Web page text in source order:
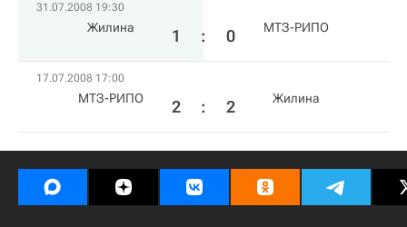
31.07.2008 19:30
Жилина 1 : 0 МТЗ-РИПО
17.07.2008 17:00
МТЗ-РИПО 2 : 2 Жилина